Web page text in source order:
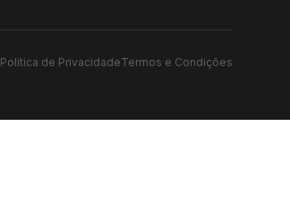
Política de PrivacidadeTermos e Condições